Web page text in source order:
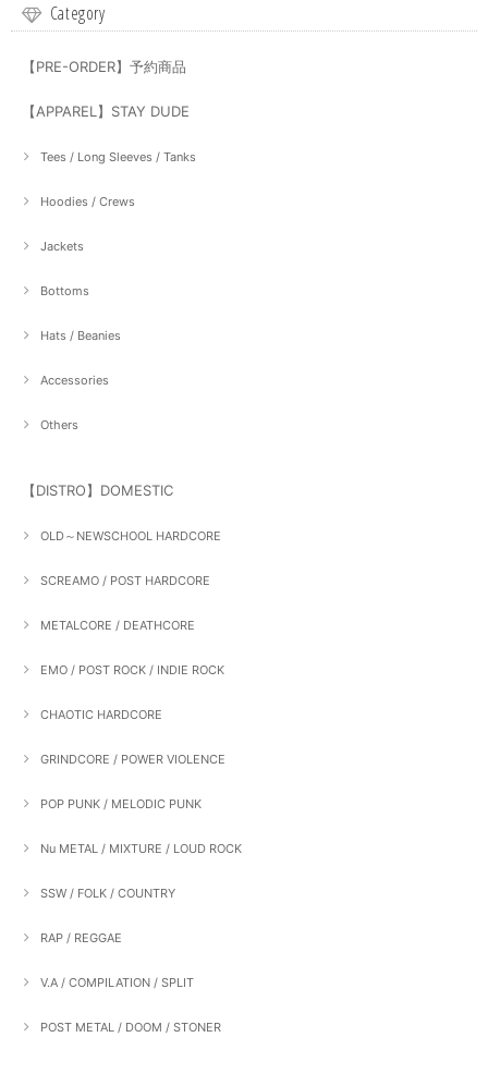
Category
【PRE-ORDER】予約商品
【APPAREL】STAY DUDE
Tees / Long Sleeves / Tanks
Hoodies / Crews
Jackets
Bottoms
Hats / Beanies
Accessories
Others
【DISTRO】DOMESTIC
OLD～NEWSCHOOL HARDCORE
SCREAMO / POST HARDCORE
METALCORE / DEATHCORE
EMO / POST ROCK / INDIE ROCK
CHAOTIC HARDCORE
GRINDCORE / POWER VIOLENCE
POP PUNK / MELODIC PUNK
Nu METAL / MIXTURE / LOUD ROCK
SSW / FOLK / COUNTRY
RAP / REGGAE
V.A / COMPILATION / SPLIT
POST METAL / DOOM / STONER